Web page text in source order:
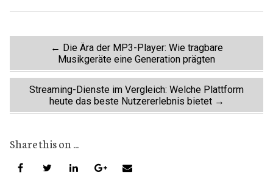
navigation
← Die Ära der MP3-Player: Wie tragbare
Musikgeräte eine Generation prägten
Streaming-Dienste im Vergleich: Welche Plattform
heute das beste Nutzererlebnis bietet →
Share this on ...